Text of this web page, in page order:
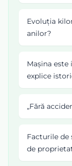
Evoluția
anilor?
Mașina
explice
„Fără
Facturile de
de